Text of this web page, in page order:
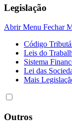
Legislação
Abrir Menu Fechar
Código
Leis do
Sistema
Lei das
Mais
Outros